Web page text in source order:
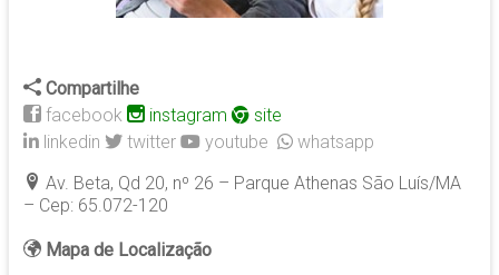
Compartilhe
facebook
instagram
site
linkedin
twitter youtube
whatsapp
Av. Beta, Qd 20, nº 26 – Parque Athenas São Luís/MA
– Cep: 65.072-120
Mapa de Localização